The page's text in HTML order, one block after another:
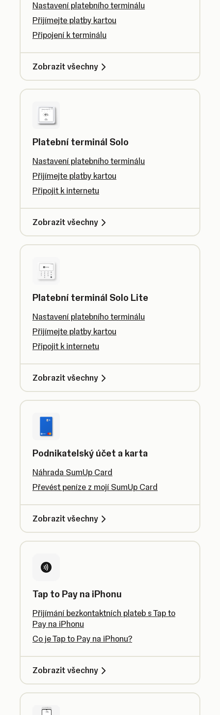
Nastavení platebního terminálu
Přijímejte platby kartou
Připojení k terminálu
Zobrazit všechny
Platební terminál Solo
Nastavení platebního terminálu
Přijímejte platby kartou
Připojit k internetu
Zobrazit všechny
Platební terminál Solo Lite
Nastavení platebního terminálu
Přijímejte platby kartou
Připojit k internetu
Zobrazit všechny
Podnikatelský účet a karta
Náhrada SumUp Card
Převést peníze z mojí SumUp Card
Zobrazit všechny
Tap to Pay na iPhonu
Přijímání bezkontaktních plateb s Tap to
Pay na iPhonu
Co je Tap to Pay na iPhonu?
Zobrazit všechny